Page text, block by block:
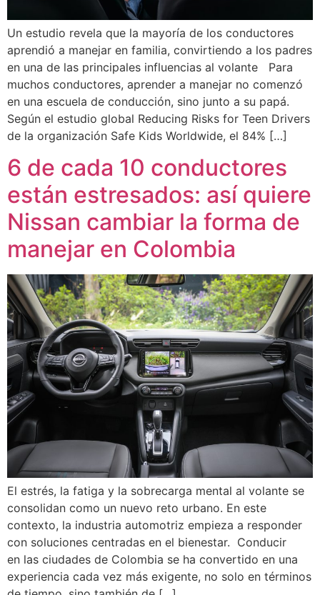
Un estudio revela que la mayoría de los conductores
aprendió a manejar en familia, convirtiendo a los padres
en una de las principales influencias al volante Para
muchos conductores, aprender a manejar no comenzó
en una escuela de conducción, sino junto a su papá.
Según el estudio global Reducing Risks for Teen Drivers
de la organización Safe Kids Worldwide, el 84% […]
6 de cada 10 conductores
están estresados: así quiere
Nissan cambiar la forma de
manejar en Colombia
El estrés, la fatiga y la sobrecarga mental al volante se
consolidan como un nuevo reto urbano. En este
contexto, la industria automotriz empieza a responder
con soluciones centradas en el bienestar. Conducir
en las ciudades de Colombia se ha convertido en una
experiencia cada vez más exigente, no solo en términos